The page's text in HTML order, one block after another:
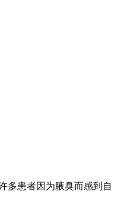
多患者因为腋臭而感到自